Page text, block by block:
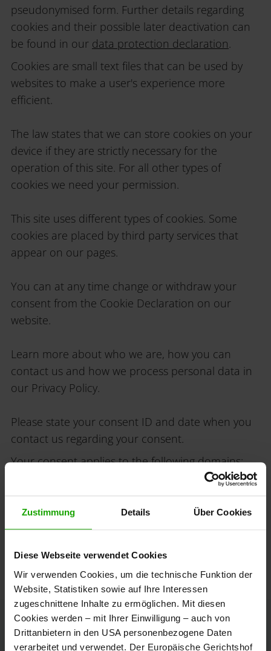
Zustimmung Details Über Cookies
Diese Webseite verwendet Cookies
Wir verwenden Cookies, um die technische Funktion der
Website, Statistiken sowie auf Ihre Interessen
zugeschnittene Inhalte zu ermöglichen. Mit diesen
Cookies werden – mit Ihrer Einwilligung – auch von
Drittanbietern in den USA personenbezogene Daten
verarbeitet und verwendet. Der Europäische Gerichtshof
pseudonymised form. Further details regarding
cookies and their possible later deactivation can
be found in our data protection declaration.
Cookies are small text files that can be used by
websites to make a user's experience more
efficient.
The law states that we can store cookies on your
device if they are strictly necessary for the
operation of this site. For all other types of
cookies we need your permission.
This site uses different types of cookies. Some
cookies are placed by third party services that
appear on our pages.
You can at any time change or withdraw your
consent from the Cookie Declaration on our
website.
Learn more about who we are, how you can
contact us and how we process personal data in
our Privacy Policy.
Please state your consent ID and date when you
contact us regarding your consent.
Your consent applies to the following domains:
gravelcarinthia.cc, korutansko.com, koruska.com,
touren.kaernten.at, visitcarinthia.at, carinzia.at,
koroska.info, karintia.com, karyntia.pl,
karinthie.com, korutany.com, kaernten.at
Your current state: Deny.
Change your consent